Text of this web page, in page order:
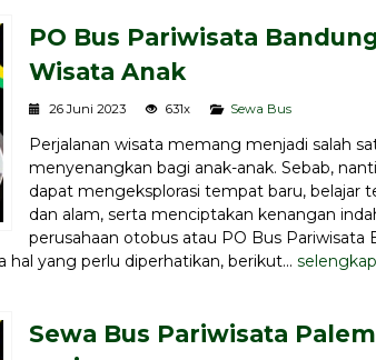
PO Bus Pariwisata
Wisata Anak
26 Juni 2023 631x Sewa Bus
Perjalanan wisata memang menjadi salah
menyenangkan bagi anak-anak. Sebab,
dapat mengeksplorasi tempat baru, belajar
dan alam, serta menciptakan kenangan
perusahaan otobus atau PO Bus Pariwisata
hal yang perlu diperhatikan, berikut...
Sewa Bus Pariwisata